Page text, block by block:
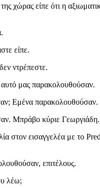
χώρας είπε ότι η
είπε.
ντρέπεστε.
αυτό μας παρακολουθούσαν.
Εμένα παρακολουθούσαν.
Μπράβο κύριε Γεωργιάδη.
στον εισαγγελέα με το
επιτέλους.
λέω;